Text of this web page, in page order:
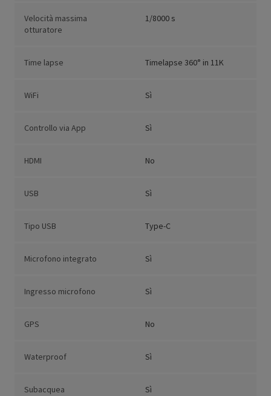
Velocità massima
otturatore
1/8000 s
Time lapse Timelapse 360° in 11K
WiFi Sì
Controllo via App Sì
HDMI No
USB Sì
Tipo USB Type-C
Microfono integrato Sì
Ingresso microfono Sì
GPS No
Waterproof Sì
Subacquea Sì